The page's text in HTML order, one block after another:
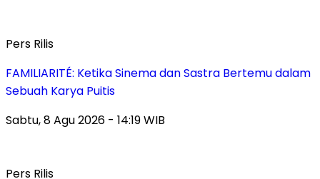
Pers Rilis
FAMILIARITÉ: Ketika Sinema dan Sastra Bertemu dalam
Sebuah Karya Puitis
Sabtu, 8 Agu 2026 - 14:19 WIB
Pers Rilis